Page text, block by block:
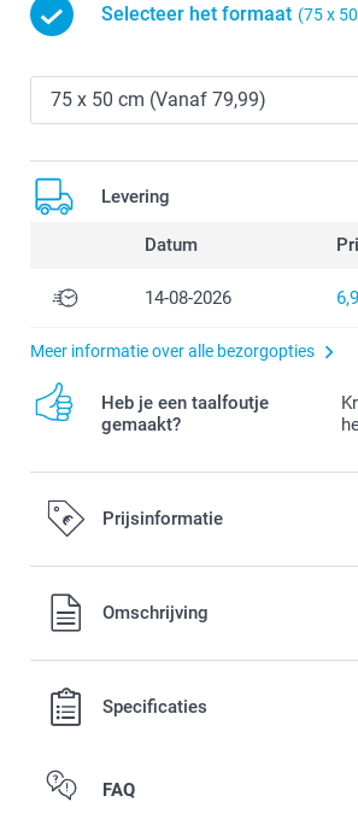
Selecteer het formaat (75 x
Levering
Datum
14-08-2026
Meer informatie over alle bezorgopties
Heb je een taalfoutje
gemaakt?
Prijsinformatie
Alle prijzen zijn in EURO (€) inclusief
verzendkosten.Omschrijving
Specificaties
FAQ